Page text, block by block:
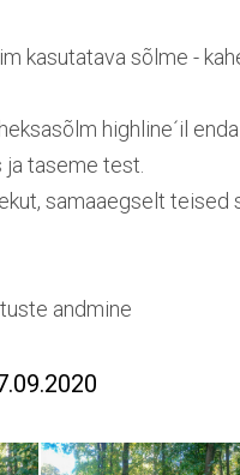
kasutatava sõlme -
highline´il
ja taseme test.
samaaegselt
andmine